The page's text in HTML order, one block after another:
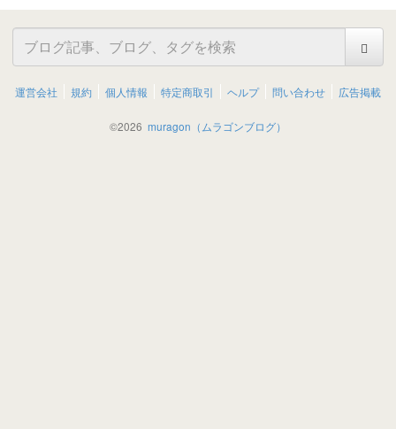
運営会社 規約 個人情報 特定商取引 ヘルプ 問い合わせ 広告掲載
©2026 muragon（ムラゴンブログ）